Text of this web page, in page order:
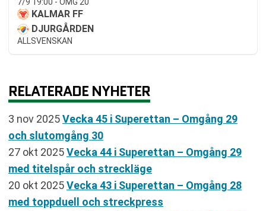
7/9 19:00 - OMG 20
KALMAR FF
DJURGÅRDEN
ALLSVENSKAN
RELATERADE NYHETER
3 nov 2025Vecka 45 i Superettan – Omgång 29
och slutomgång 30
27 okt 2025Vecka 44 i Superettan – Omgång 29
med titelspår och streckläge
20 okt 2025Vecka 43 i Superettan – Omgång 28
med toppduell och streckpress